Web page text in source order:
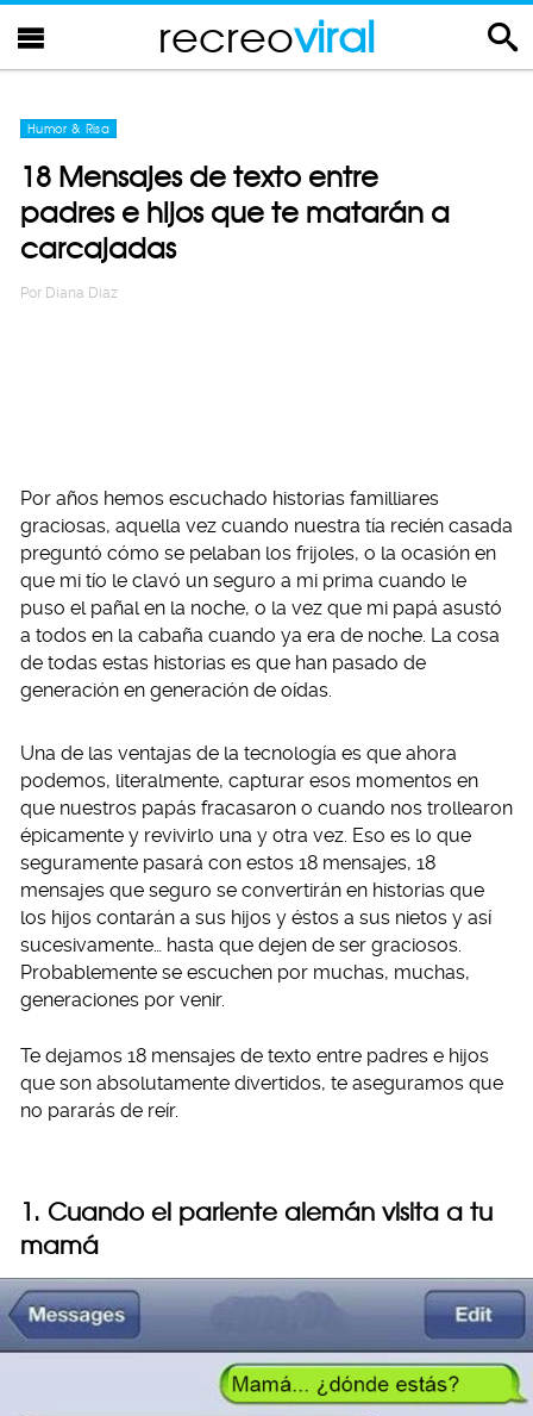
recreoviral
Humor & Risa
18 Mensajes de texto entre
padres e hijos que te matarán a
carcajadas
Por Diana Diaz
Por años hemos escuchado historias familliares
graciosas, aquella vez cuando nuestra tía recién casada
preguntó cómo se pelaban los frijoles, o la ocasión en
que mi tío le clavó un seguro a mi prima cuando le
puso el pañal en la noche, o la vez que mi papá asustó
a todos en la cabaña cuando ya era de noche. La cosa
de todas estas historias es que han pasado de
generación en generación de oídas.
Una de las ventajas de la tecnología es que ahora
podemos, literalmente, capturar esos momentos en
que nuestros papás fracasaron o cuando nos trollearon
épicamente y revivirlo una y otra vez. Eso es lo que
seguramente pasará con estos 18 mensajes, 18
mensajes que seguro se convertirán en historias que
los hijos contarán a sus hijos y éstos a sus nietos y así
sucesivamente… hasta que dejen de ser graciosos.
Probablemente se escuchen por muchas, muchas,
generaciones por venir.
Te dejamos 18 mensajes de texto entre padres e hijos
que son absolutamente divertidos, te aseguramos que
no pararás de reír.
1. Cuando el pariente alemán visita a tu
mamá